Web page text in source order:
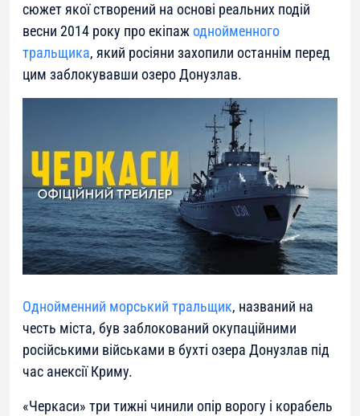
сюжет якої створений на основі реальних подій
весни 2014 року про екіпажоднойменного
тральщика, який росіяни захопили останнім перед
цим заблокувавши озеро Донузлав.
Однойменний морський тральщик, названий на
честь міста, був заблокований окупаційними
російськими військами в бухті озера Донузлав під
час анексії Криму.
«Черкаси» три тижні чинили опір ворогу і корабель